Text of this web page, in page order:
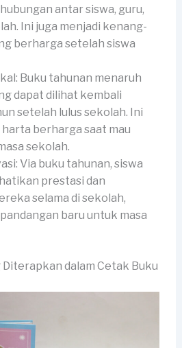
antar siswa, guru,
Ini juga menjadi kenang-
berharga setelah siswa
Buku tahunan menaruh
dapat dilihat kembali
setelah lulus sekolah. Ini
berharga saat mau
sekolah.
Via buku tahunan, siswa
prestasi dan
selama di sekolah,
baru untuk masa
dalam Cetak Buku